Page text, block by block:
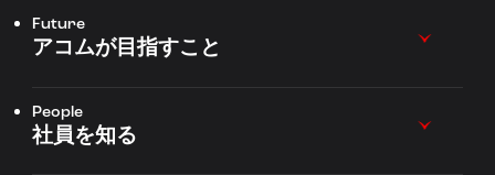
Future
アコムが目指すこと
People
社員を知る